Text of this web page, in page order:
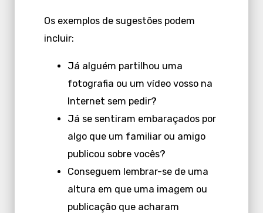
Os exemplos de sugestões podem
incluir:
Já alguém partilhou uma
fotografia ou um vídeo vosso na
Internet sem pedir?
Já se sentiram embaraçados por
algo que um familiar ou amigo
publicou sobre vocês?
Conseguem lembrar-se de uma
altura em que uma imagem ou
publicação que acharam